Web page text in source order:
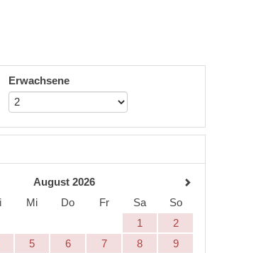
Erwachsene
August 2026
Mi Do Fr Sa
So
1
2
5 6 7 8
9